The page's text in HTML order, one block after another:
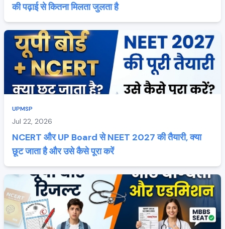
की पढ़ाई से कितना मिलता जुलता है
UPMSP
Jul 22, 2026
NCERT और UP Board से NEET 2027 की तैयारी, क्या
छूट जाता है और उसे कैसे पूरा करें